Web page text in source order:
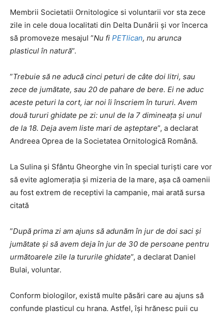
Membrii Societatii Ornitologice si voluntarii vor sta zece
zile in cele doua localitati din Delta Dunării și vor încerca
să promoveze mesajul ”Nu fi PETlican, nu arunca
plasticul în natură”.
”Trebuie să ne aducă cinci peturi de câte doi litri, sau
zece de jumătate, sau 20 de pahare de bere. Ei ne aduc
aceste peturi la cort, iar noi îi înscriem în tururi. Avem
două tururi ghidate pe zi: unul de la 7 dimineața și unul
de la 18. Deja avem liste mari de așteptare”, a declarat
Andreea Oprea de la Societatea Ornitologică Română.
La Sulina și Sfântu Gheorghe vin în special turiști care vor
să evite aglomerația și mizeria de la mare, așa că oamenii
au fost extrem de receptivi la campanie, mai arată sursa
citată
”După prima zi am ajuns să adunăm în jur de doi saci și
jumătate și să avem deja în jur de 30 de persoane pentru
următoarele zile la tururile ghidate”, a declarat Daniel
Bulai, voluntar.
Conform biologilor, există multe păsări care au ajuns să
confunde plasticul cu hrana. Astfel, își hrănesc puii cu